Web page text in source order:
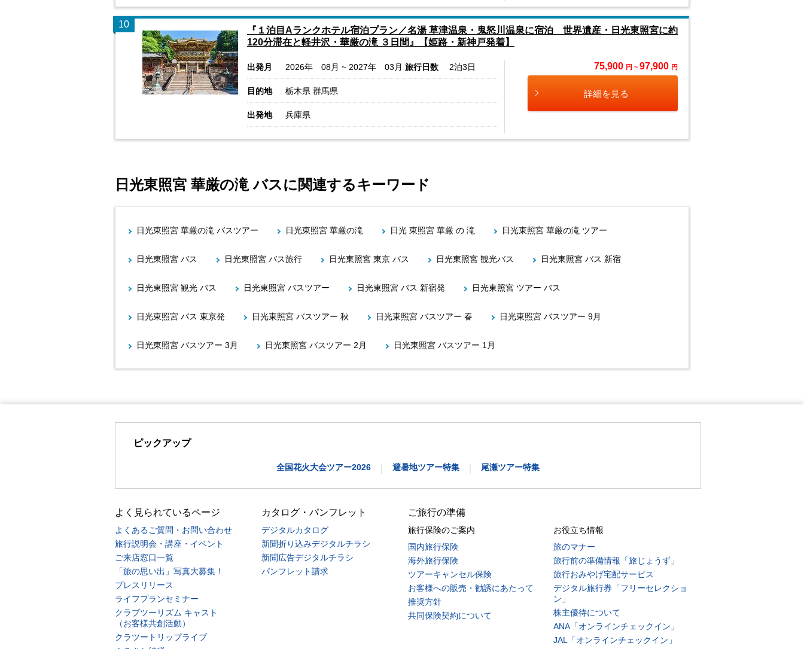
10
『１泊目Aランクホテル宿泊プラン／名湯 草津温泉・鬼怒川温泉に宿泊 世界遺産・日光東照宮に約
120分滞在と軽井沢・華厳の滝 ３日間』【姫路・新神戸発着】
出発月 2026年 08月 ~ 2027年 03月 旅行日数 2泊3日
目的地 栃木県 群馬県
出発地 兵庫県
75,900 円 ~ 97,900 円
詳細を見る
日光東照宮 華厳の滝 バスに関連するキーワード
日光東照宮 華厳の滝 バスツアー 日光東照宮 華厳の滝 日光 東照宮 華厳 の 滝 日光東照宮 華厳の滝 ツアー
日光東照宮 バス 日光東照宮 バス旅行 日光東照宮 東京 バス 日光東照宮 観光バス 日光東照宮 バス 新宿
日光東照宮 観光 バス 日光東照宮 バスツアー 日光東照宮 バス 新宿発 日光東照宮 ツアー バス
日光東照宮 バス 東京発 日光東照宮 バスツアー 秋 日光東照宮 バスツアー 春 日光東照宮 バスツアー 9月
日光東照宮 バスツアー 3月 日光東照宮 バスツアー 2月 日光東照宮 バスツアー 1月
ピックアップ
全国花火大会ツアー2026 避暑地ツアー特集 尾瀬ツアー特集
よく見られているページ
よくあるご質問・お問い合わせ
旅行説明会・講座・イベント
ご来店窓口一覧
「旅の思い出」写真大募集！
プレスリリース
ライフプランセミナー
クラブツーリズム キャスト
（お客様共創活動）
クラツートリップライブ
カタログ・パンフレット
デジタルカタログ
新聞折り込みデジタルチラシ
新聞広告デジタルチラシ
パンフレット請求
ご旅行の準備
旅行保険のご案内
国内旅行保険
海外旅行保険
ツアーキャンセル保険
お客様への販売・勧誘にあたって
推奨方針
共同保険契約について
お役立ち情報
旅のマナー
旅行前の準備情報「旅じょうず」
旅行おみやげ宅配サービス
デジタル旅行券「フリーセレクショ
ン」
株主優待について
ANA「オンラインチェックイン」
JAL「オンラインチェックイン」